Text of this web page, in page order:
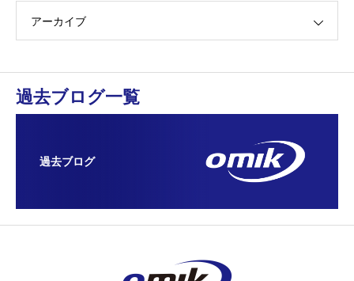
アーカイブ
過去ブログ一覧
過去ブログ